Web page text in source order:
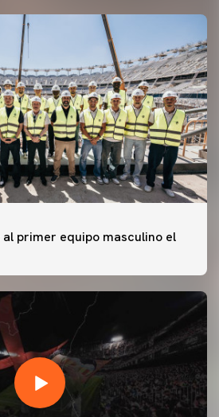
primer equipo masculino el